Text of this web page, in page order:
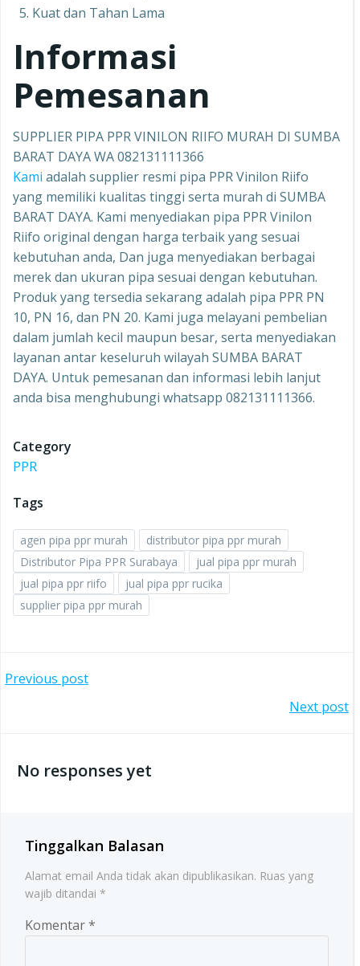
Kuat dan Tahan Lama
Informasi
Pemesanan
SUPPLIER PIPA PPR VINILON RIIFO MURAH DI SUMBA
BARAT DAYA WA 082131111366
Kami adalah supplier resmi pipa PPR Vinilon Riifo
yang memiliki kualitas tinggi serta murah di SUMBA
BARAT DAYA. Kami menyediakan pipa PPR Vinilon
Riifo original dengan harga terbaik yang sesuai
kebutuhan anda, Dan juga menyediakan berbagai
merek dan ukuran pipa sesuai dengan kebutuhan.
Produk yang tersedia sekarang adalah pipa PPR PN
10, PN 16, dan PN 20. Kami juga melayani pembelian
dalam jumlah kecil maupun besar, serta menyediakan
layanan antar keseluruh wilayah SUMBA BARAT
DAYA. Untuk pemesanan dan informasi lebih lanjut
anda bisa menghubungi whatsapp 082131111366.
Category
PPR
Tags
agen pipa ppr murah
distributor pipa ppr murah
Distributor Pipa PPR Surabaya
jual pipa ppr murah
jual pipa ppr riifo
jual pipa ppr rucika
supplier pipa ppr murah
Post
Previous post
navigation
Next post
No responses yet
Tinggalkan Balasan
Alamat email Anda tidak akan dipublikasikan. Ruas yang
wajib ditandai *
Komentar*